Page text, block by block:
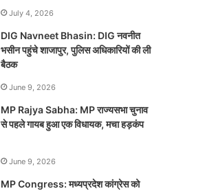
July 4, 2026
DIG Navneet Bhasin: DIG नवनीत
भसीन पहुंचे शाजापुर, पुलिस अधिकारियों की ली
बैठक
June 9, 2026
MP Rajya Sabha: MP राज्यसभा चुनाव
से पहले गायब हुआ एक विधायक, मचा हड़कंप
June 9, 2026
MP Congress: मध्यप्रदेश कांग्रेस को